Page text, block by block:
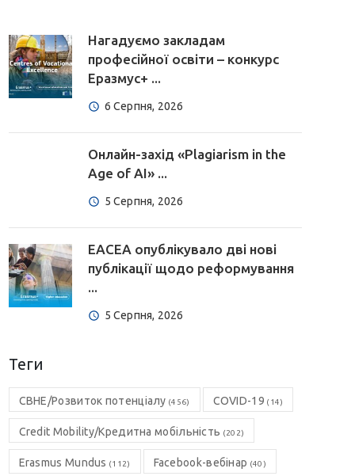
Нагадуємо закладам
професійної освіти – конкурс
Еразмус+ ...
6 Серпня, 2026
Онлайн-захід «Plagiarism in the
Age of AI» ...
5 Серпня, 2026
EACEA опублікувало дві нові
публікації щодо реформування
...
5 Серпня, 2026
Теги
CBHE/Розвиток потенціалу (456) COVID-19 (14)
Credit Mobility/Кредитна мобільність (202)
Erasmus Mundus (112) Facebook-вебінар (40)